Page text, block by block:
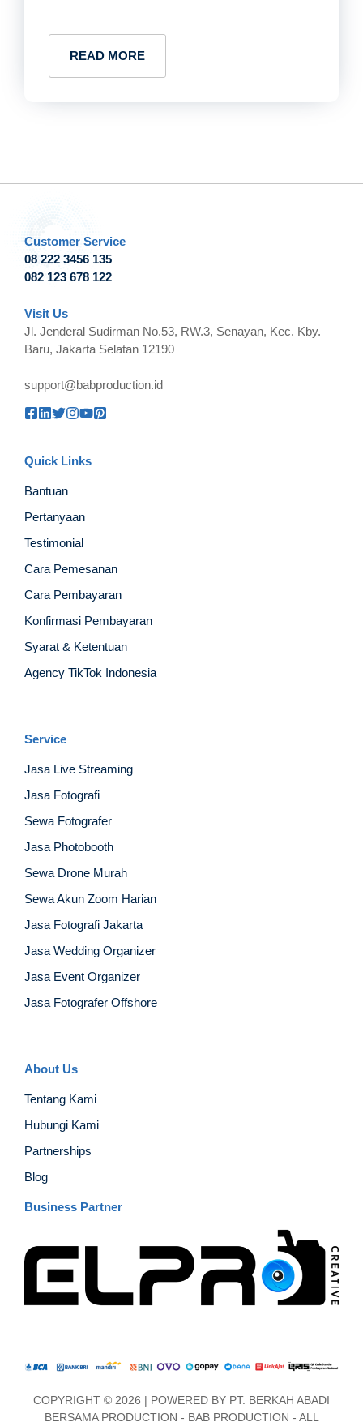
READ MORE
Customer Service
08 222 3456 135
082 123 678 122
Visit Us
Jl. Jenderal Sudirman No.53, RW.3, Senayan, Kec. Kby.
Baru, Jakarta Selatan 12190
support@babproduction.id
Quick Links
Bantuan
Pertanyaan
Testimonial
Cara Pemesanan
Cara Pembayaran
Konfirmasi Pembayaran
Syarat & Ketentuan
Agency TikTok Indonesia
Service
Jasa Live Streaming
Jasa Fotografi
Sewa Fotografer
Jasa Photobooth
Sewa Drone Murah
Sewa Akun Zoom Harian
Jasa Fotografi Jakarta
Jasa Wedding Organizer
Jasa Event Organizer
Jasa Fotografer Offshore
About Us
Tentang Kami
Hubungi Kami
Partnerships
Blog
Business Partner
COPYRIGHT © 2026 | POWERED BY PT. BERKAH ABADI
BERSAMA PRODUCTION - BAB PRODUCTION - ALL